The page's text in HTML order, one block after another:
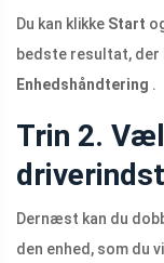
Du kan klikke Start
bedste resultat, der
Enhedshåndtering .
Trin 2.
Dernæst kan du
den enhed, som du